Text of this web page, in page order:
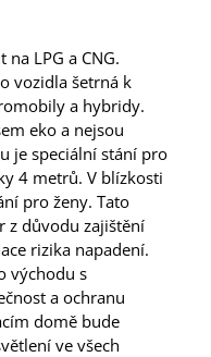
LPG a CNG.
vozidla šetrná k
a hybridy.
eko a nejsou
je speciální stání pro
4 metrů. V blízkosti
pro ženy. Tato
z důvodu zajištění
rizika napadení.
východu s
a ochranu
domě bude
ve všech